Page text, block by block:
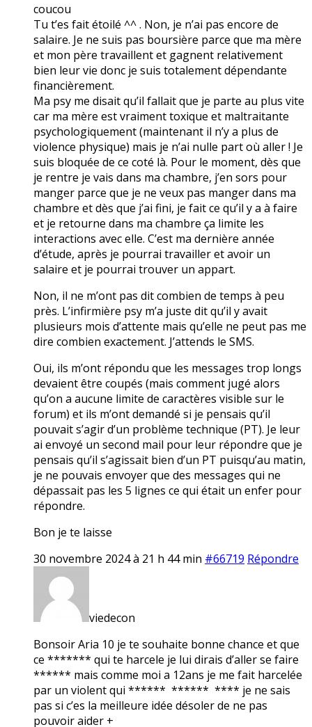
coucou
Tu t’es fait étoilé ^^ . Non, je n’ai pas encore de
salaire. Je ne suis pas boursière parce que ma mère
et mon père travaillent et gagnent relativement
bien leur vie donc je suis totalement dépendante
financièrement.
Ma psy me disait qu’il fallait que je parte au plus vite
car ma mère est vraiment toxique et maltraitante
psychologiquement (maintenant il n’y a plus de
violence physique) mais je n’ai nulle part où aller ! Je
suis bloquée de ce coté là. Pour le moment, dès que
je rentre je vais dans ma chambre, j’en sors pour
manger parce que je ne veux pas manger dans ma
chambre et dès que j’ai fini, je fait ce qu’il y a à faire
et je retourne dans ma chambre ça limite les
interactions avec elle. C’est ma dernière année
d’étude, après je pourrai travailler et avoir un
salaire et je pourrai trouver un appart.
Non, il ne m’ont pas dit combien de temps à peu
près. L’infirmière psy m’a juste dit qu’il y avait
plusieurs mois d’attente mais qu’elle ne peut pas me
dire combien exactement. J’attends le SMS.
Oui, ils m’ont répondu que les messages trop longs
devaient être coupés (mais comment jugé alors
qu’on a aucune limite de caractères visible sur le
forum) et ils m’ont demandé si je pensais qu’il
pouvait s’agir d’un problème technique (PT). Je leur
ai envoyé un second mail pour leur répondre que je
pensais qu’il s’agissait bien d’un PT puisqu’au matin,
je ne pouvais envoyer que des messages qui ne
dépassait pas les 5 lignes ce qui était un enfer pour
répondre.
Bon je te laisse
30 novembre 2024 à 21 h 44 min #66719 Répondre
viedecon
Bonsoir Aria 10 je te souhaite bonne chance et que
ce ******* qui te harcele je lui dirais d’aller se faire
****** mais comme moi a 12ans je me fait harcelée
par un violent qui ****** ****** **** je ne sais
pas si c’es la meilleure idée désoler de ne pas
pouvoir aider +